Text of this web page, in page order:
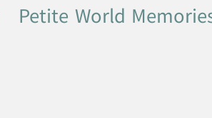
Petite World